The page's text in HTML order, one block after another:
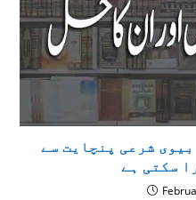
بیوی شرعی پنچایت سے
سکتی ہے